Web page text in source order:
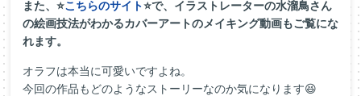
また、⭐こちらのサイト⭐で、イラストレーターの水溜鳥さん
の絵画技法がわかるカバーアートのメイキング動画もご覧にな
れます。
オラフは本当に可愛いですよね。
今回の作品もどのようなストーリーなのか気になります😆